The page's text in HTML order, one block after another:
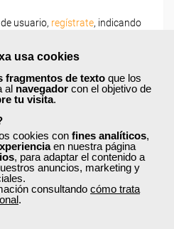
usa cookies
fragmentos de texto que los
al navegador con el objetivo de
tu visita.
cookies con fines analíticos,
en nuestra página
, para adaptar el contenido a
anuncios, marketing y
consultando cómo trata
.
usuario, regístrate, indicando
cursos que se ajusten a tu